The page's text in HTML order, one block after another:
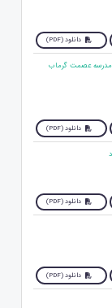
دانلود (PDF)
مدرسه عصمت گرماب
دانلود (PDF)
دانلود (PDF)
دانلود (PDF)